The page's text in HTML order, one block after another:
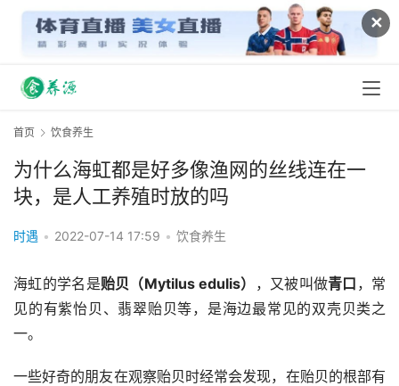
✕
首页 饮食养生
为什么海虹都是好多像渔网的丝线连在一
块，是人工养殖时放的吗
时遇 • 2022-07-14 17:59 • 饮食养生
海虹的学名是贻贝（Mytilus edulis） ，又被叫做青口 ，常
见的有紫怡贝、翡翠贻贝等，是海边最常见的双壳贝类之
一。
一些好奇的朋友在观察贻贝时经常会发现，在贻贝的根部有